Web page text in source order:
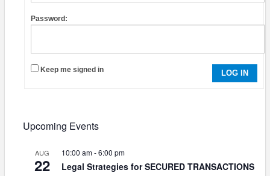
Password:
Keep me signed in LOG IN
Upcoming Events
AUG
22
10:00 am-6:00 pm
Legal Strategies for SECURED TRANSACTIONS